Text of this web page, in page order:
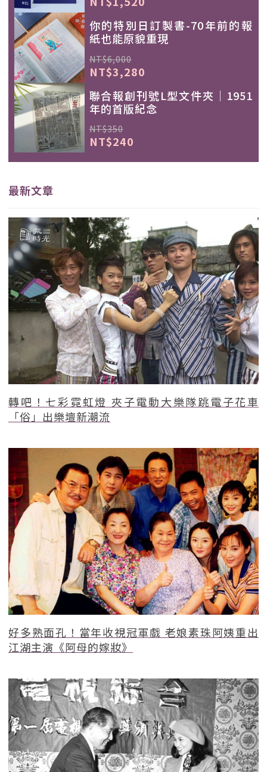
你的特別日訂製書-70年前的報
紙也能原貌重現
NT$6,000
NT$3,280
聯合報創刊號L型文件夾｜1951
年的首版紀念
NT$350
NT$240
最新文章
轉吧！七彩霓虹燈 夾子電動大樂隊跳電子花車
「俗」出樂壇新潮流
好多熟面孔！當年收視冠軍戲 老娘素珠阿姨重出
江湖主演《阿母的嫁妝》